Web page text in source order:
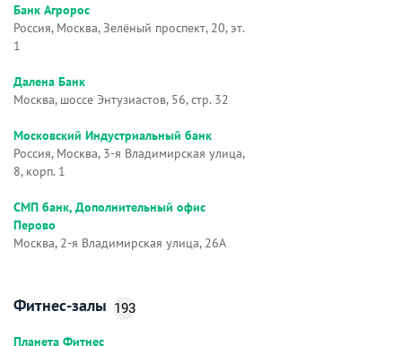
Банк Агророс
Россия, Москва, Зелёный проспект, 20, эт.
1
Далена Банк
Москва, шоссе Энтузиастов, 56, стр. 32
Московский Индустриальный банк
Россия, Москва, 3-я Владимирская улица,
8, корп. 1
СМП банк, Дополнительный офис
Перово
Москва, 2-я Владимирская улица, 26А
Фитнес-залы 193
Планета Фитнес